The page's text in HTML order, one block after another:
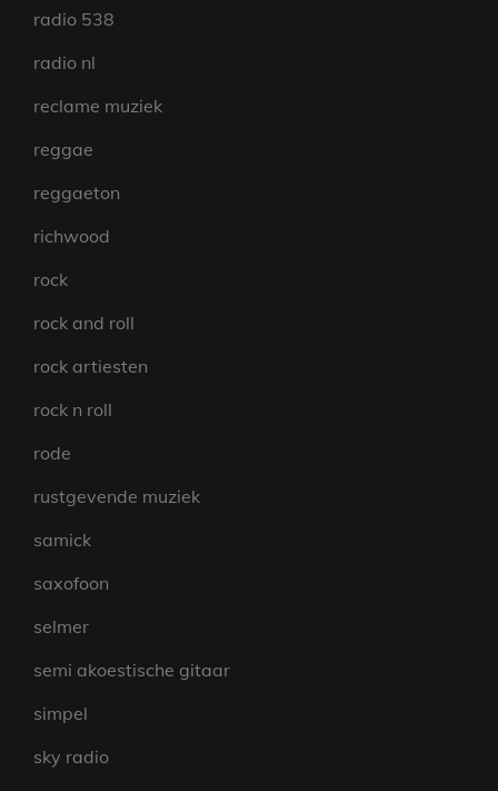
radio 538
radio nl
reclame muziek
reggae
reggaeton
richwood
rock
rock and roll
rock artiesten
rock n roll
rode
rustgevende muziek
samick
saxofoon
selmer
semi akoestische gitaar
simpel
sky radio